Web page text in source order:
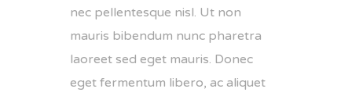
nec pellentesque nisl. Ut non
mauris bibendum nunc pharetra
laoreet sed eget mauris. Donec
eget fermentum libero, ac aliquet